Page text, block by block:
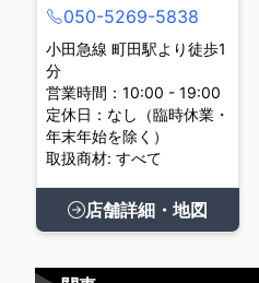
050-5269-5838
小田急線 町田駅より徒歩1
分
営業時間：10:00 - 19:00
定休日：なし（臨時休業・
年末年始を除く）
取扱商材: すべて
店舗詳細・地図